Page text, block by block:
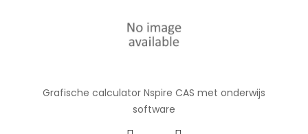
Grafische calculator Nspire CAS met onderwijs
software